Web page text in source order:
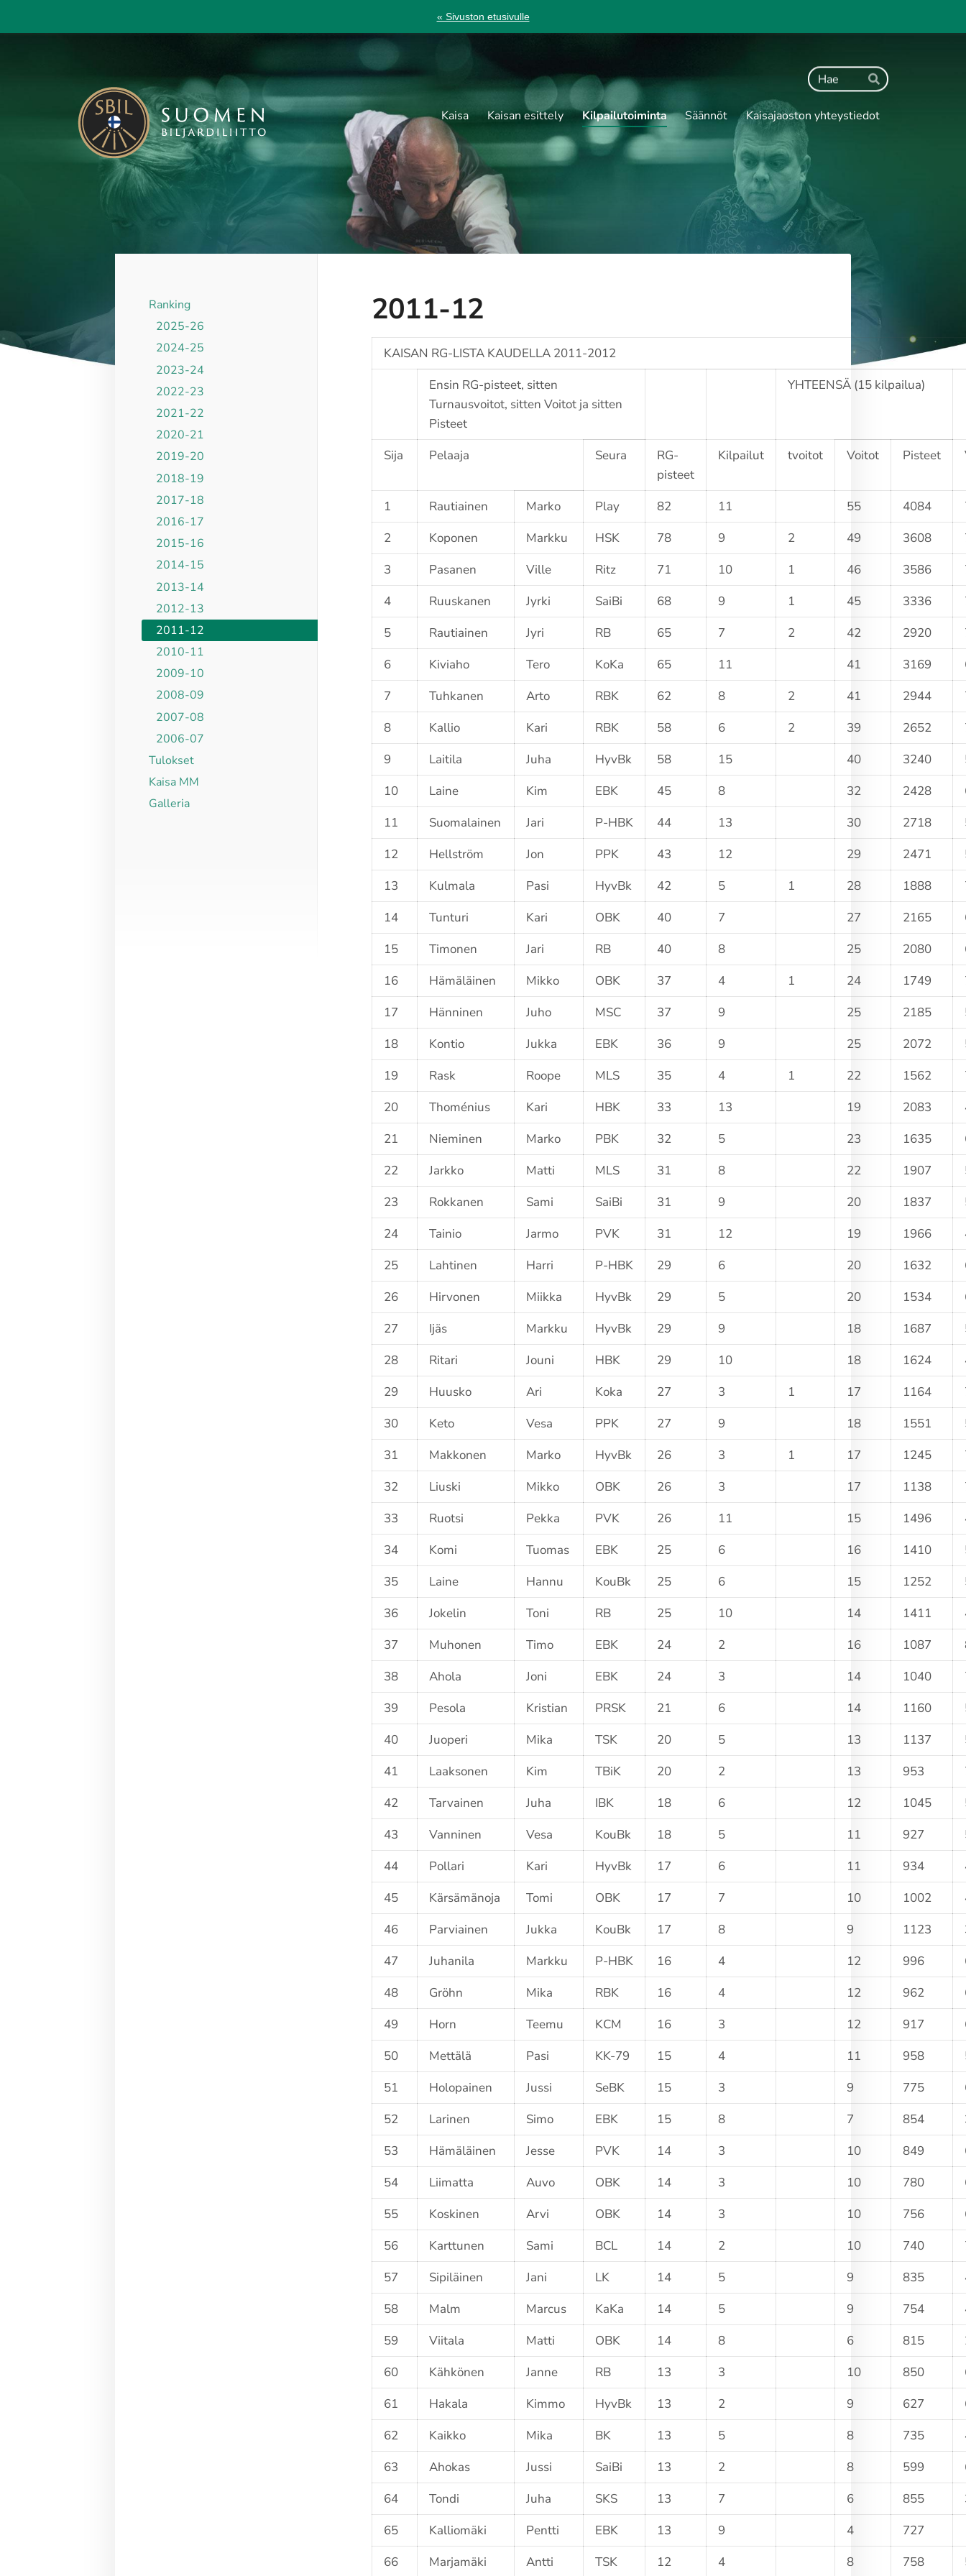
sivun
« Sivuston etusivulle
Haku
Hae
KAISA - Suomen Biljardiliitto ry
Kaisa Kaisan esittely Kilpailutoiminta Säännöt Kaisajaoston yhteystiedot
Ranking
2025-26
2024-25
2023-24
2022-23
2021-22
2020-21
2019-20
2018-19
2017-18
2016-17
2015-16
2014-15
2013-14
2012-13
2011-12
2010-11
2009-10
2008-09
2007-08
2006-07
Tulokset
Kaisa MM
Galleria
2011-12
KAISAN RG-LISTA KAUDELLA 2011-2012
Ensin RG-pisteet, sitten
Turnausvoitot, sitten Voitot ja sitten
Pisteet
YHTEENSÄ (15 kilpailua)
Sija Pelaaja Seura
RG-
pisteet
Kilpailut tvoitot Voitot Pisteet
1 Rautiainen Marko Play 82 11 55 4084
2
Koponen Markku HSK 78 9 2 49 3608
3
Pasanen Ville Ritz 71 10 1 46 3586
4
Ruuskanen Jyrki SaiBi 68 9 1 45 3336
5
Rautiainen Jyri RB 65 7 2 42 2920
6
Kiviaho Tero KoKa 65 11 41 3169
7
Tuhkanen Arto RBK 62 8 2 41 2944
8
Kallio Kari RBK 58 6 2 39 2652
9
Laitila Juha HyvBk 58 15 40 3240
10
Laine Kim EBK 45 8 32 2428
11
Suomalainen Jari P-HBK 44 13 30 2718
12
Hellström Jon PPK 43 12 29 2471
13
Kulmala Pasi HyvBk 42 5 1 28 1888
14
Tunturi Kari OBK 40 7 27 2165
15
Timonen Jari RB 40 8 25 2080
16
Hämäläinen Mikko OBK 37 4 1 24 1749
17
Hänninen Juho MSC 37 9 25 2185
18
Kontio Jukka EBK 36 9 25 2072
19
Rask Roope MLS 35 4 1 22 1562
20
Thoménius Kari HBK 33 13 19 2083
21
Nieminen Marko PBK 32 5 23 1635
22
Jarkko Matti MLS 31 8 22 1907
23
Rokkanen Sami SaiBi 31 9 20 1837
24
Tainio Jarmo PVK 31 12 19 1966
25
Lahtinen Harri P-HBK 29 6 20 1632
26
Hirvonen Miikka HyvBk 29 5 20 1534
27
Ijäs Markku HyvBk 29 9 18 1687
28
Ritari Jouni HBK 29 10 18 1624
29
Huusko Ari Koka 27 3 1 17 1164
30
Keto Vesa PPK 27 9 18 1551
31
Makkonen Marko HyvBk 26 3 1 17 1245
32
Liuski Mikko OBK 26 3 17 1138
33
Ruotsi Pekka PVK 26 11 15 1496
34
Komi Tuomas EBK 25 6 16 1410
35
Laine Hannu KouBk 25 6 15 1252
36
Jokelin Toni RB 25 10 14 1411
37
Muhonen Timo EBK 24 2 16 1087
38
Ahola Joni EBK 24 3 14 1040
39
Pesola Kristian PRSK 21 6 14 1160
40
Juoperi Mika TSK 20 5 13 1137
41
Laaksonen Kim TBiK 20 2 13 953
42
Tarvainen Juha IBK 18 6 12 1045
43
Vanninen Vesa KouBk 18 5 11 927
44
Pollari Kari HyvBk 17 6 11 934
45
Kärsämänoja Tomi OBK 17 7 10 1002
46
Parviainen Jukka KouBk 17 8 9 1123
47
Juhanila Markku P-HBK 16 4 12 996
48
Gröhn Mika RBK 16 4 12 962
49
Horn Teemu KCM 16 3 12 917
50
Mettälä Pasi KK-79 15 4 11 958
51
Holopainen Jussi SeBK 15 3 9 775
52
Larinen Simo EBK 15 8 7 854
53
Hämäläinen Jesse PVK 14 3 10 849
54
Liimatta Auvo OBK 14 3 10 780
55
Koskinen Arvi OBK 14 3 10 756
56
Karttunen Sami BCL 14 2 10 740
57
Sipiläinen Jani LK 14 5 9 835
58
Malm Marcus KaKa 14 5 9 754
59
Viitala Matti OBK 14 8 6 815
60
Kähkönen Janne RB 13 3 10 850
61
Hakala Kimmo HyvBk 13 2 9 627
62
Kaikko Mika BK 13 5 8 735
63
Ahokas Jussi SaiBi 13 2 8 599
64
Tondi Juha SKS 13 7 6 855
65
Kalliomäki Pentti EBK 13 9 4 727
66
Marjamäki Antti TSK 12 4 8 758